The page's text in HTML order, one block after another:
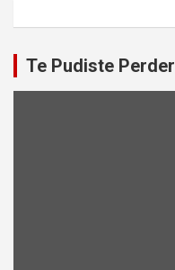
Te Pudiste Perder